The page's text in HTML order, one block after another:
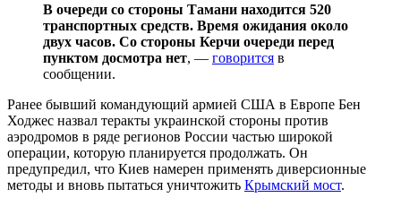
В очереди со стороны Тамани находится 520
транспортных средств. Время ожидания около
двух часов. Со стороны Керчи очереди перед
пунктом досмотра нет, — говорится в
сообщении.
Ранее бывший командующий армией США в Европе Бен
Ходжес назвал теракты украинской стороны против
аэродромов в ряде регионов России частью широкой
операции, которую планируется продолжать. Он
предупредил, что Киев намерен применять диверсионные
методы и вновь пытаться уничтожить Крымский мост.